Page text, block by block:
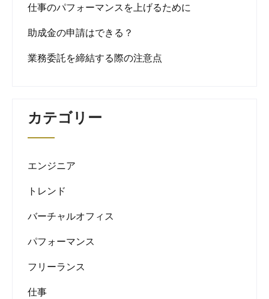
仕事のパフォーマンスを上げるために
助成金の申請はできる？
業務委託を締結する際の注意点
カテゴリー
エンジニア
トレンド
バーチャルオフィス
パフォーマンス
フリーランス
仕事